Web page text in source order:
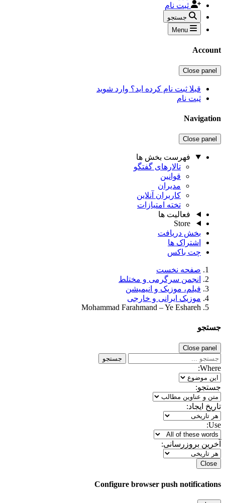
ثبت نام
جستجو
Menu
Account
Close panel
قبلا ثبت نام کرده اید؟ وارد شوید
ثبت نام
Navigation
Close panel
فهرست بخش ها
تالارهای گفتگو
قوانین
مدیران
کاربران آنلاین
تخته امتیازات
فعالیت ها
Store
بخش دریافت
اشتراک ها
چت باکس
صفحه نخست
انجمن سرگرمی و مختلط
فیلم، موزیک و انیمیشن
موزیک ایرانی و خارجی
Mohammad Farahmand – Ye Eshareh
جستجو
Close panel
جستجو
Where:
جستجو:
تاریخ ایجاد:
Use:
آخرین بروزرسانی:
Close
Configure browser push notifications